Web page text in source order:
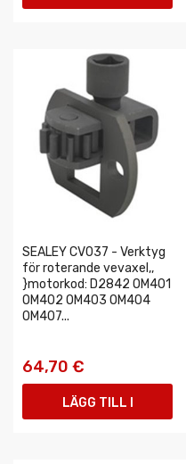
SEALEY CV037 - Verktyg
för roterande vevaxel,,
}motorkod: D2842 OM401
OM402 OM403 OM404
OM407...
64,70 €
LÄGG TILL I